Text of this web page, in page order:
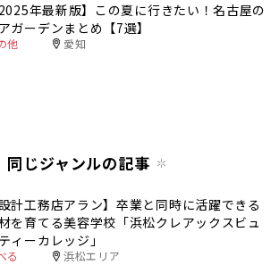
2025年最新版】この夏に行きたい！名古屋の
ガーデンまとめ【7選】
他 愛知
同じジャンルの記事
設計工務店アラン】卒業と同時に活躍できる
を育てる美容学校「浜松クレアックスビュ
ィーカレッジ」
る 浜松エリア